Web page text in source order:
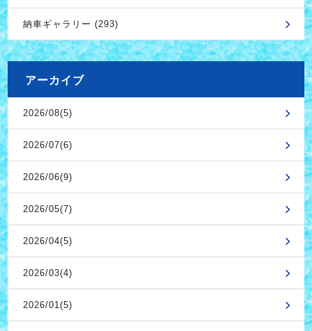
納車ギャラリー (293)
アーカイブ
2026/08(5)
2026/07(6)
2026/06(9)
2026/05(7)
2026/04(5)
2026/03(4)
2026/01(5)